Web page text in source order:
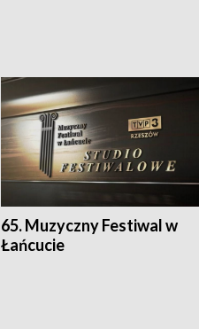
65. Muzyczny Festiwal w
Łańcucie